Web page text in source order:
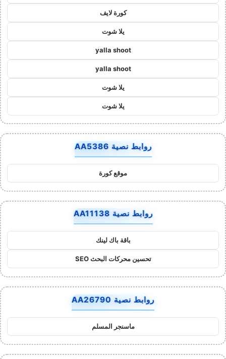
كورة لايف
يلا شوت
yalla shoot
yalla shoot
يلا شوت
يلا شوت
روابط نصية AA5386
موقع كورة
روابط نصية AA11138
باقة باك لينك
تحسين محركات البحث SEO
روابط نصية AA26790
ماسنجر المسلم